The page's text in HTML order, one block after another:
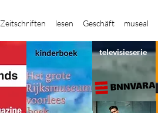
Zeitschriften lesen Geschäft museal
televisieserie